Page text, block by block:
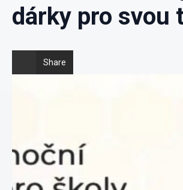
dárky pro svou
Share